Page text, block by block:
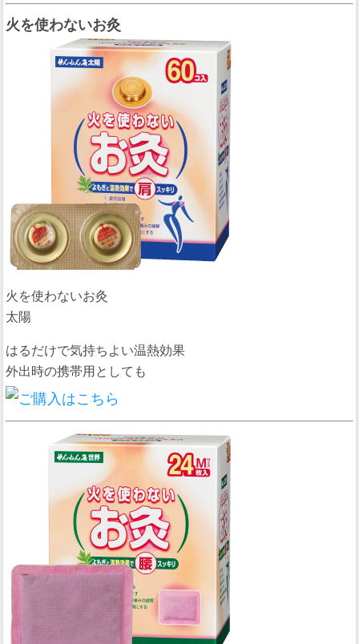
火を使わないお灸
火を使わないお灸
太陽
はるだけで気持ちよい温熱効果
外出時の携帯用としても